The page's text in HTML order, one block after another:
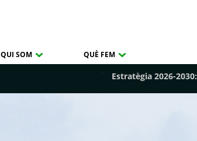
QUI SOM QUÈ FEM
Estratègia 2026-2030: